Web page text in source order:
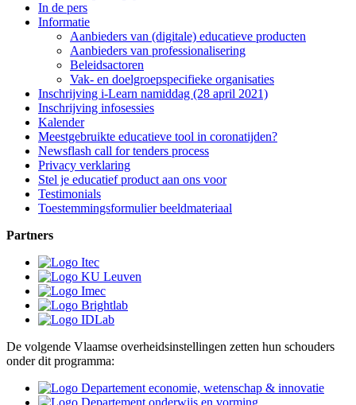
In de pers
Informatie
Aanbieders van (digitale) educatieve producten
Aanbieders van professionalisering
Beleidsactoren
Vak- en doelgroepspecifieke organisaties
Inschrijving i-Learn namiddag (28 april 2021)
Inschrijving infosessies
Kalender
Meestgebruikte educatieve tool in coronatijden?
Newsflash call for tenders process
Privacy verklaring
Stel je educatief product aan ons voor
Testimonials
Toestemmingsformulier beeldmateriaal
Partners
De volgende Vlaamse overheidsinstellingen zetten hun schouders
onder dit programma: